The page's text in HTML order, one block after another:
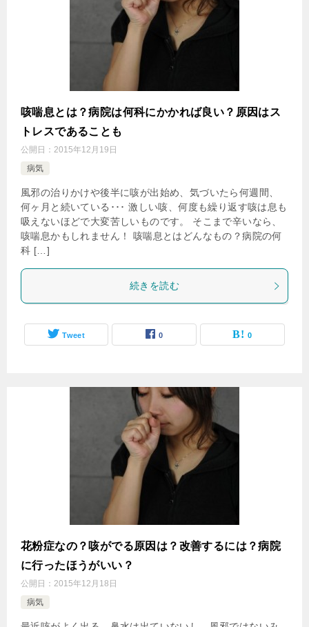
咳喘息とは？病院は何科にかかれば良い？原因はス
トレスであることも
公開日： 2015年12月19日
病気
風邪の治りかけや後半に咳が出始め、気づいたら何週間、
何ヶ月と続いている･･･ 激しい咳、何度も繰り返す咳は息も
吸えないほどで大変苦しいものです。 そこまで辛いなら、
咳喘息かもしれません！ 咳喘息とはどんなもの？病院の何
科 […]
続きを読む
Tweet 0 0
花粉症なの？咳がでる原因は？改善するには？病院
に行ったほうがいい？
公開日： 2015年12月18日
病気